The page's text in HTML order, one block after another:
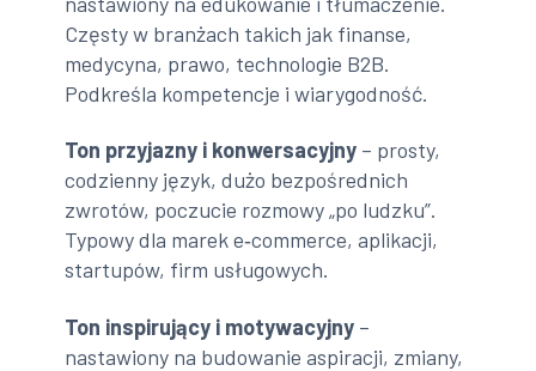
Częsty w branżach takich jak finanse,
medycyna, prawo, technologie B2B.
Podkreśla kompetencje i wiarygodność.
Ton przyjazny i konwersacyjny – prosty,
codzienny język, dużo bezpośrednich
zwrotów, poczucie rozmowy „po ludzku”.
Typowy dla marek e‑commerce, aplikacji,
startupów, firm usługowych.
Ton inspirujący i motywacyjny –
nastawiony na budowanie aspiracji, zmiany,